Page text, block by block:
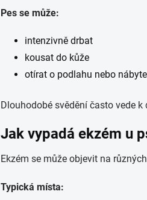
Pes se může:
intenzivně drbat
kousat do kůže
otírat o podlahu nebo
Dlouhodobé svědění často vede
Jak vypadá ekzém u
Ekzém se může objevit na
Typická místa: